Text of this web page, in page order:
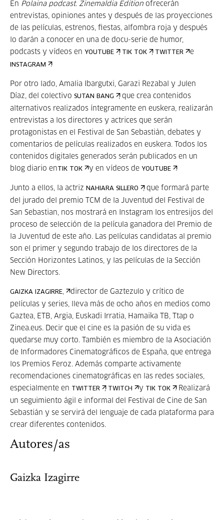
En Polaina podcast. Zinemaldia Edition ofrecerán
entrevistas, opiniones antes y después de las proyecciones
de las películas, estrenos, fiestas, alfombra roja y después
lo darán a conocer en una de docu-serie de humor,
podcasts y vídeos en YOUTUBE , TIK TOK , TWITTER e
INSTAGRAM .
Por otro lado, Amalia Ibargutxi, Garazi Rezabal y Julen
Díaz, del colectivo SUTAN BANG
, que crea contenidos
alternativos realizados íntegramente en euskera, realizarán
entrevistas a los directores y actrices que serán
protagonistas en el Festival de San Sebastián, debates y
comentarios de películas realizados en euskera. Todos los
contenidos digitales generados serán publicados en un
blog diario en TIK TOK y en vídeos de YOUTUBE .
Junto a ellos, la actriz NAHIARA SILLERO
, que formará parte
del jurado del premio TCM de la Juventud del Festival de
San Sebastian, nos mostrará en Instagram los entresijos del
proceso de selección de la película ganadora del Premio de
la Juventud de este año. Las películas candidatas al premio
son el primer y segundo trabajo de los directores de la
Sección Horizontes Latinos, y las películas de la Sección
New Directors.
GAIZKA IZAGIRRE,
director de Gaztezulo y crítico de
películas y series, lleva más de ocho años en medios como
Gaztea, ETB, Argia, Euskadi Irratia, Hamaika TB, Ttap o
Zinea.eus. Decir que el cine es la pasión de su vida es
quedarse muy corto. También es miembro de la Asociación
de Informadores Cinematográficos de España, que entrega
los Premios Feroz. Además comparte activamente
recomendaciones cinematográficas en las redes sociales,
especialmente en
TWITTER , TWITCH y TIK TOK
. Realizará
un seguimiento ágil e informal del Festival de Cine de San
Sebastián y se servirá del lenguaje de cada plataforma para
crear diferentes contenidos.
Autores/as
Gaizka Izagirre